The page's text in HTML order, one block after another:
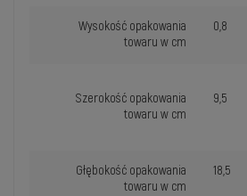
Wysokość opakowania
towaru w cm
0,8
Szerokość opakowania
towaru w cm
9,5
Głębokość opakowania
towaru w cm
18,5